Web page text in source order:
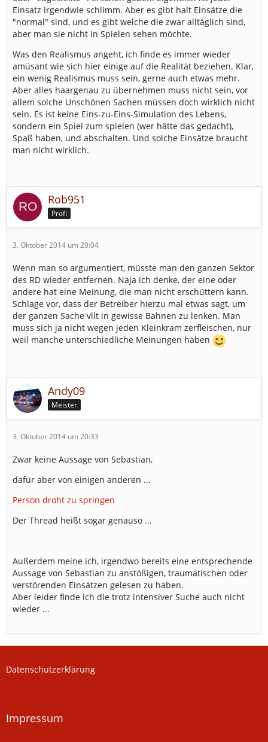
Einsatz irgendwie schlimm. Aber es gibt halt Einsätze die
"normal" sind, und es gibt welche die zwar alltäglich sind,
aber man sie nicht in Spielen sehen möchte.
Was den Realismus angeht, ich finde es immer wieder
amüsant wie sich hier einige auf die Realität beziehen. Klar,
ein wenig Realismus muss sein, gerne auch etwas mehr.
Aber alles haargenau zu übernehmen muss nicht sein, vor
allem solche Unschönen Sachen müssen doch wirklich nicht
sein. Es ist keine Eins-zu-Eins-Simulation des Lebens,
sondern ein Spiel zum spielen (wer hätte das gedacht),
Spaß haben, und abschalten. Und solche Einsätze braucht
man nicht wirklich.
Rob951
Profi
3. Oktober 2014 um 20:04
Wenn man so argumentiert, müsste man den ganzen Sektor
des RD wieder entfernen. Naja ich denke, der eine oder
andere hat eine Meinung, die man nicht erschüttern kann.
Schlage vor, dass der Betreiber hierzu mal etwas sagt, um
der ganzen Sache vllt in gewisse Bahnen zu lenken. Man
muss sich ja nicht wegen jeden Kleinkram zerfleischen, nur
weil manche unterschiedliche Meinungen haben
Andy09
Meister
3. Oktober 2014 um 20:33
Zwar keine Aussage von Sebastian,
dafür aber von einigen anderen ...
Person droht zu springen
Der Thread heißt sogar genauso ...
Außerdem meine ich, irgendwo bereits eine entsprechende
Aussage von Sebastian zu anstößigen, traumatischen oder
verstörenden Einsätzen gelesen zu haben.
Aber leider finde ich die trotz intensiver Suche auch nicht
wieder ...
Datenschutzerklärung
Impressum